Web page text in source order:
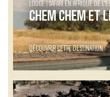
LODGE SAFARI EN AFRIQUE DE
CHEM CHEM ET
DÉCOUVRIR CETTE DESTINATION